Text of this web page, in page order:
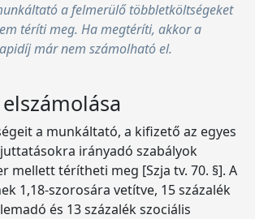
a felmerülő többletköltségeket
téríti meg. Ha megtéríti, akkor a
már nem számolható el.
a munkáltató, a kifizető az egyes
irányadó szabályok
mellett térítheti meg [Szja tv. 70. §]. A
1,18-szorosára vetítve, 15 százalék
és 13 százalék szociális